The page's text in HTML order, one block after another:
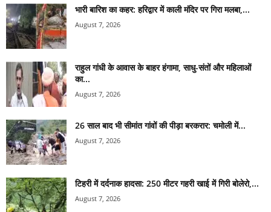
भारी बारिश का कहर: हरिद्वार में काली मंदिर पर गिरा मलबा,...
August 7, 2026
राहुल गांधी के आवास के बाहर हंगामा, साधु-संतों और महिलाओं
का...
August 7, 2026
26 साल बाद भी सीमांत गांवों की पीड़ा बरकरार: चमोली में...
August 7, 2026
टिहरी में दर्दनाक हादसा: 250 मीटर गहरी खाई में गिरी बोलेरो,...
August 7, 2026